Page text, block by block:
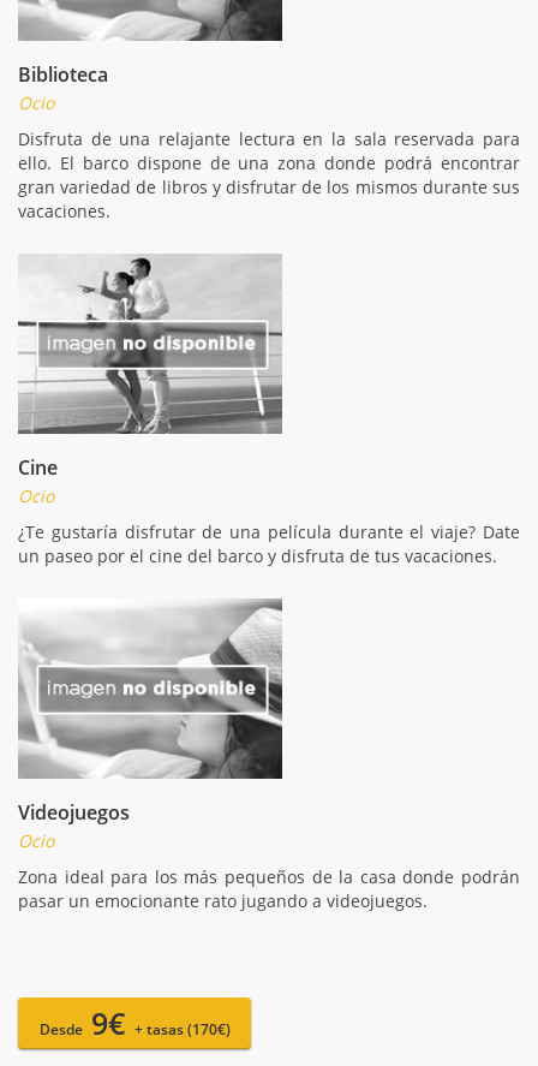
Biblioteca
Ocio
Disfruta de una relajante lectura en la sala reservada para
ello. El barco dispone de una zona donde podrá encontrar
gran variedad de libros y disfrutar de los mismos durante sus
vacaciones.
Cine
Ocio
¿Te gustaría disfrutar de una película durante el viaje? Date
un paseo por el cine del barco y disfruta de tus vacaciones.
Videojuegos
Ocio
Zona ideal para los más pequeños de la casa donde podrán
pasar un emocionante rato jugando a videojuegos.
Desde9€ + tasas (170€)